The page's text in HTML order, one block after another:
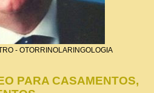
- OTORRINOLARINGOLOGIA
PARA CASAMENTOS,